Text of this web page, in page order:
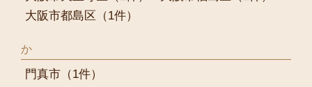
大阪市都島区
（1件）
か
門真市（1件）